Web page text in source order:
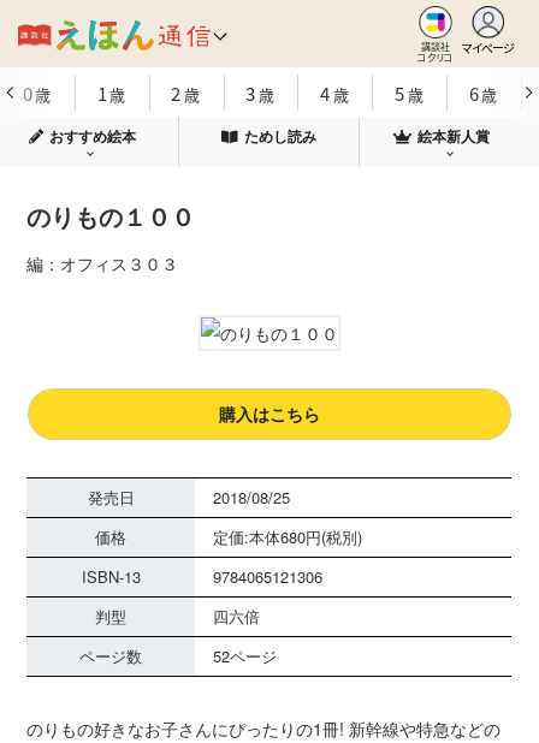
講談社
コクリコ
マイページ
0歳 1歳 2 歳 3歳 4歳 5歳 6歳
おすすめ絵本 ためし読み 絵本新人賞
のりもの１００
編：オフィス３０３
購入はこちら
発売日
2018/08/25
価格
定価:本体680円(税別)
ISBN-13
9784065121306
判型
四六倍
ページ数
52ページ
のりもの好きなお子さんにぴったりの1冊! 新幹線や特急などの